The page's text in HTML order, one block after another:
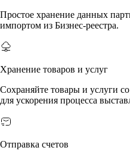
Простое хранение данных
импортом из Бизнес-реестра.
Хранение товаров и услуг
Сохраняйте товары и услуги
для ускорения процесса
Отправка счетов